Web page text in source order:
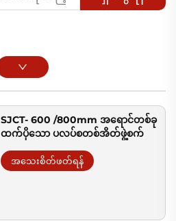
SJCT- 600 /800mm အရောင်တစ်ခု
ထက်ပိုသော ပလပ်စတစ်အိတ်ဖွဲ့စက်
အသေးစိတ်ဖတ်ရန်